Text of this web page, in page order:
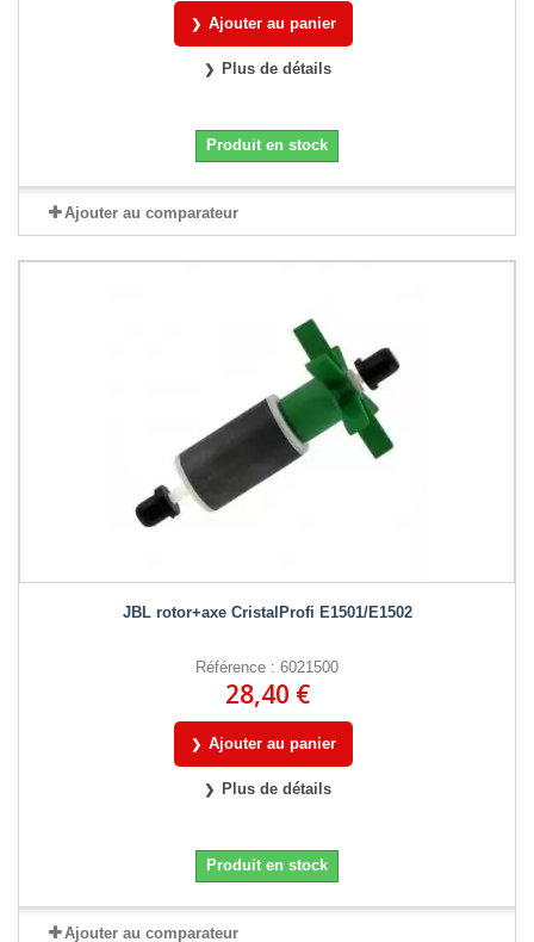
Ajouter au panier
Plus de détails
Produit en stock
Ajouter au comparateur
JBL rotor+axe CristalProfi E1501/E1502
Référence : 6021500
28,40 €
Ajouter au panier
Plus de détails
Produit en stock
Ajouter au comparateur